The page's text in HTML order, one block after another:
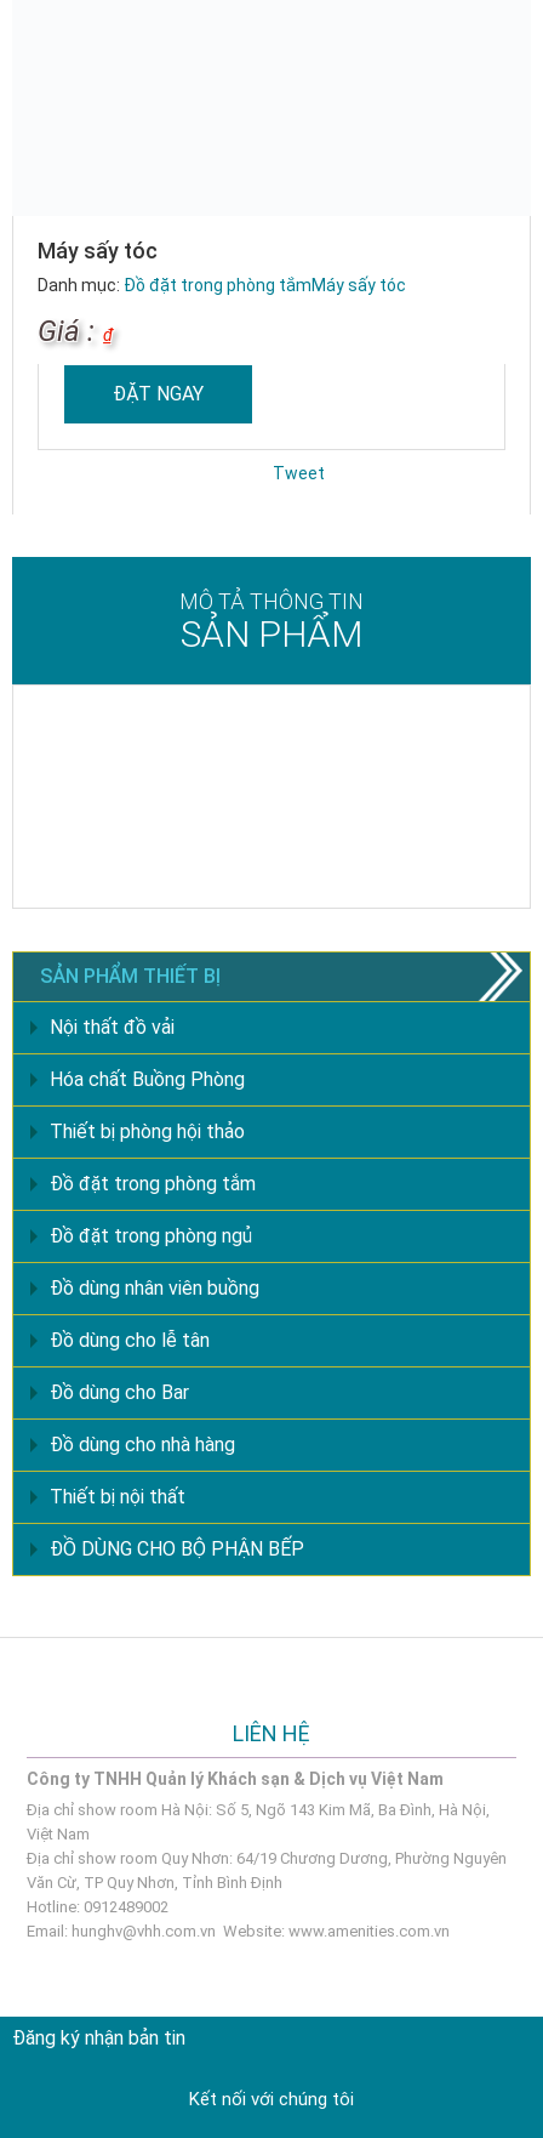
Máy sấy tóc
Danh mục: Đồ đặt trong phòng tắmMáy sấy tóc
Giá : ₫
ĐẶT NGAY
Tweet
MÔ TẢ THÔNG TIN
SẢN PHẨM
SẢN PHẨM THIẾT BỊ
Nội thất đồ vải
Hóa chất Buồng Phòng
Thiết bị phòng hội thảo
Đồ đặt trong phòng tắm
Đồ đặt trong phòng ngủ
Đồ dùng nhân viên buồng
Đồ dùng cho lễ tân
Đồ dùng cho Bar
Đồ dùng cho nhà hàng
Thiết bị nội thất
ĐỒ DÙNG CHO BỘ PHẬN BẾP
LIÊN HỆ
Công ty TNHH Quản lý Khách sạn & Dịch vụ Việt Nam
Địa chỉ show room Hà Nội: Số 5, Ngõ 143 Kim Mã, Ba Đình, Hà Nội,
Việt Nam
Địa chỉ show room Quy Nhơn: 64/19 Chương Dương, Phường Nguyên
Văn Cừ, TP Quy Nhơn, Tỉnh Bình Định
Hotline: 0912489002
Email: hunghv@vhh.com.vn Website:www.amenities.com.vn
Đăng ký nhận bản tin
Kết nối với chúng tôi